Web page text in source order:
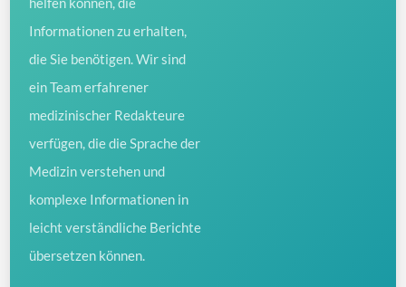
Informationen zu erhalten,
die Sie benötigen. Wir sind
ein Team erfahrener
medizinischer Redakteure
verfügen, die die Sprache der
Medizin verstehen und
komplexe Informationen in
leicht verständliche Berichte
übersetzen können.